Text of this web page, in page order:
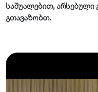
საშუალებით, არსებული
გთავაზობთ.